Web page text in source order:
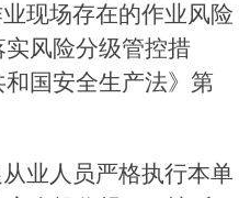
现场存在的作业风险
风险分级管控措
国安全生产法》第
业人员严格执行本单